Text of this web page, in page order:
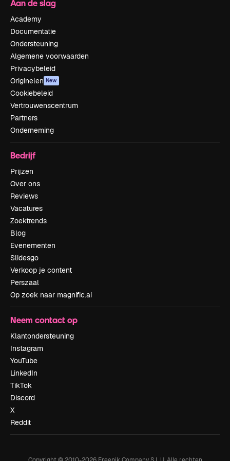
Aan de slag
Academy
Documentatie
Ondersteuning
Algemene voorwaarden
Privacybeleid
Originelen New
Cookiebeleid
Vertrouwenscentrum
Partners
Onderneming
Bedrijf
Prijzen
Over ons
Reviews
Vacatures
Zoektrends
Blog
Evenementen
Slidesgo
Verkoop je content
Perszaal
Op zoek naar magnific.ai
Neem contact op
Klantondersteuning
Instagram
YouTube
LinkedIn
TikTok
Discord
X
Reddit